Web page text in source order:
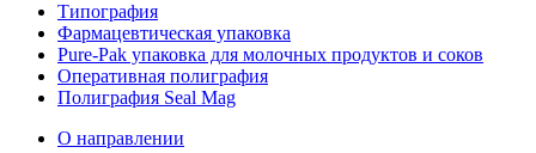
Типография
Фармацевтическая упаковка
Pure-Pak упаковка для молочных продуктов и соков
Оперативная полиграфия
Полиграфия Seal Mag
О направлении